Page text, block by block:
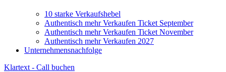
10 starke Verkaufshebel
Authentisch mehr Verkaufen Ticket September
Authentisch mehr Verkaufen Ticket November
Authentisch mehr Verkaufen 2027
Unternehmensnachfolge
Klartext - Call buchen